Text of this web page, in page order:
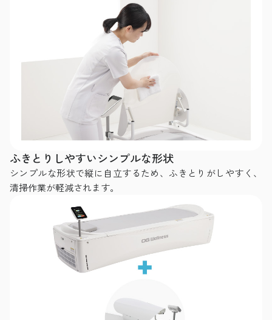
ふきとりしやすいシンプルな形状
シンプルな形状で縦に自立するため、ふきとりがしやすく、
清掃作業が軽減されます。